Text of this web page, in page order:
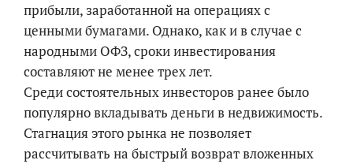
прибыли, заработанной на операциях с
ценными бумагами. Однако, как и в случае с
народными ОФЗ, сроки инвестирования
составляют не менее трех лет.
Среди состоятельных инвесторов ранее было
популярно вкладывать деньги в недвижимость.
Стагнация этого рынка не позволяет
рассчитывать на быстрый возврат вложенных